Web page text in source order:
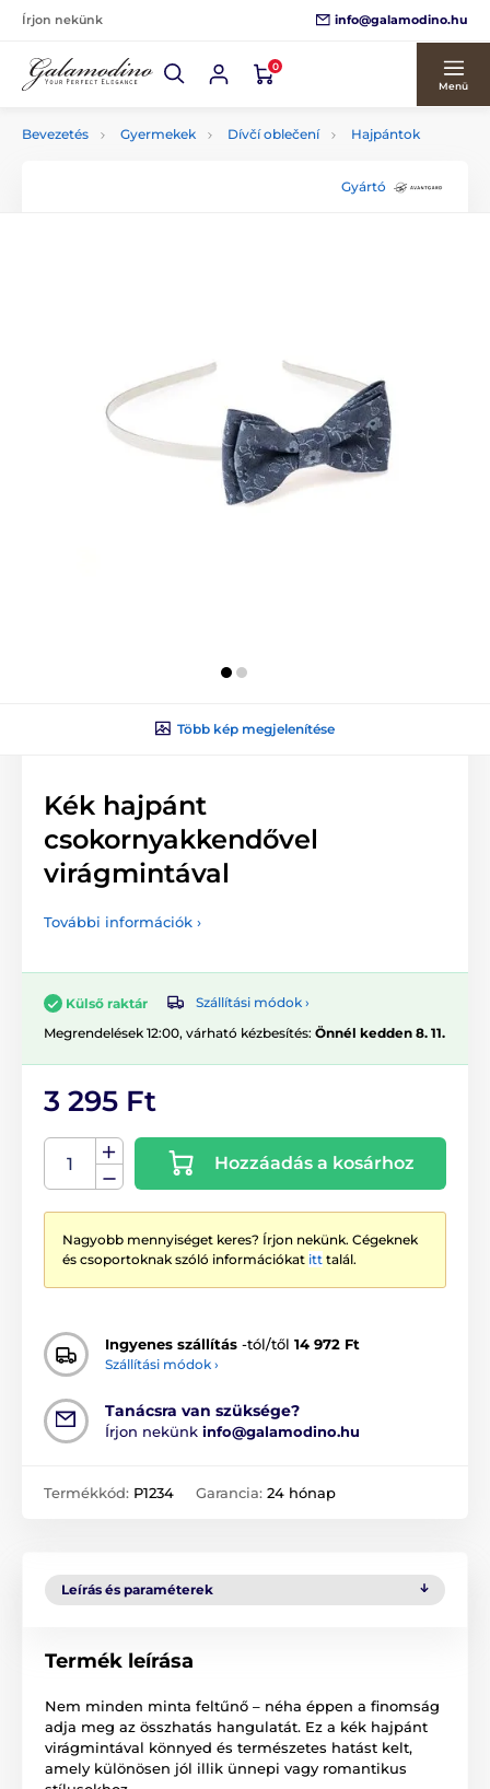
Írjon nekünk info@galamodino.hu
0
Menü
Bevezetés Gyermekek Dívčí oblečení Hajpántok
Gyártó
Több kép megjelenítése
Kék hajpánt
csokornyakkendővel
virágmintával
További információk ›
Külső raktár
Szállítási módok ›
Megrendelések 12:00, várható kézbesítés: Önnél kedden 8. 11.
3 295 Ft
Hozzáadás a kosárhoz
Nagyobb mennyiséget keres? Írjon nekünk. Cégeknek
és csoportoknak szóló információkat itt talál.
Ingyenes szállítás -tól/től 14 972 Ft
Szállítási módok ›
Tanácsra van szüksége?
Írjon nekünk info@galamodino.hu
Termékkód: P1234 Garancia: 24 hónap
Leírás és paraméterek
Termék leírása
Nem minden minta feltűnő – néha éppen a finomság
adja meg az összhatás hangulatát. Ez a kék hajpánt
virágmintával könnyed és természetes hatást kelt,
amely különösen jól illik ünnepi vagy romantikus